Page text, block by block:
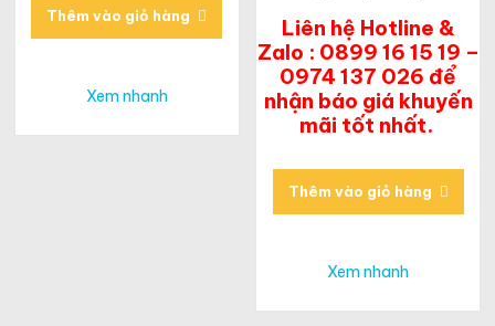
Thêm vào giỏ hàng
Xem nhanh
Liên hệ Hotline &
Zalo : 0899 16 15 19 –
0974 137 026 để
nhận báo giá khuyến
mãi tốt nhất.
Thêm vào giỏ hàng
Xem nhanh